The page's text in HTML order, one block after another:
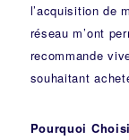
l’acquisition de
réseau m’ont
recommande
souhaitant
Pourquoi